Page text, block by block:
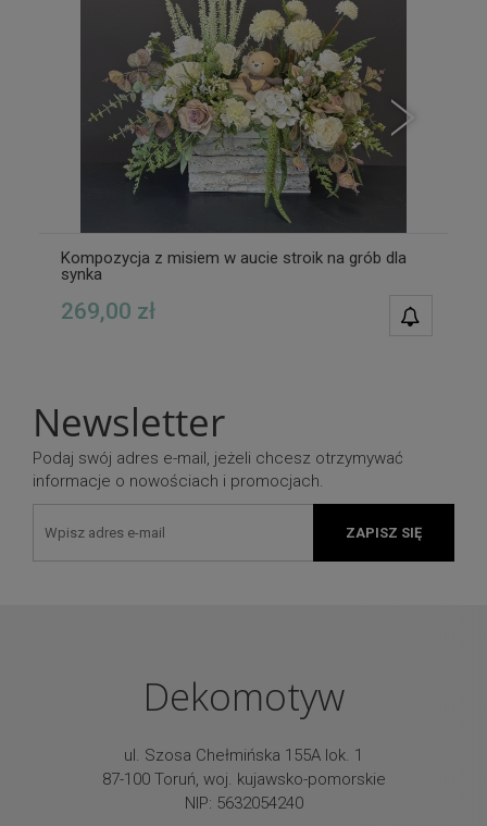
Kompozycja z misiem w aucie stroik na grób dla
synka
269,00 zł
Newsletter
Podaj swój adres e-mail, jeżeli chcesz otrzymywać
informacje o nowościach i promocjach.
ZAPISZ SIĘ
Dekomotyw
ul. Szosa Chełmińska 155A lok. 1
87-100 Toruń, woj. kujawsko-pomorskie
NIP: 5632054240